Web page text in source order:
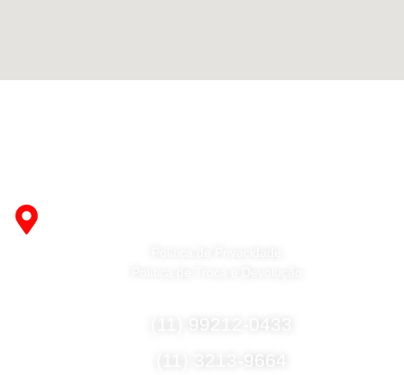
(11) 3213-9664